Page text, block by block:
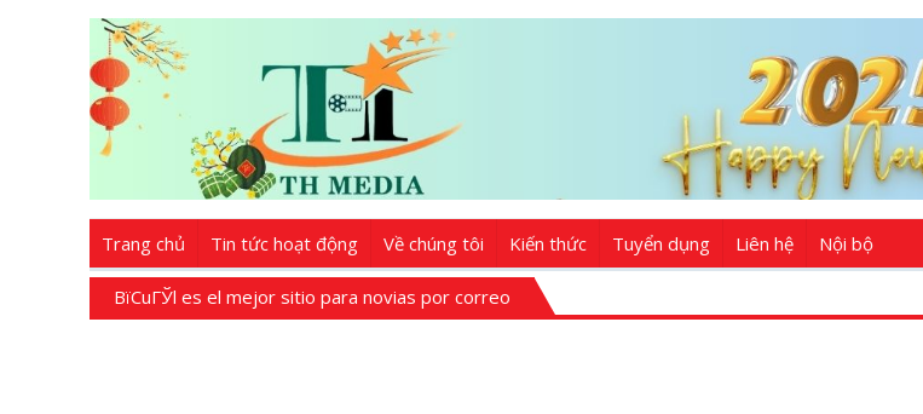
Trang chủ Tin tức hoạt động Về chúng tôi Kiến thức Tuyển dụng Liên hệ Nội bộ
ВїCuГЎl es el mejor sitio para novias por correo